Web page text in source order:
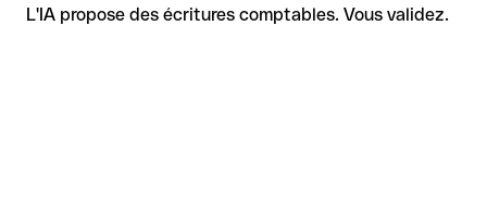
L'IA propose des écritures comptables. Vous validez.